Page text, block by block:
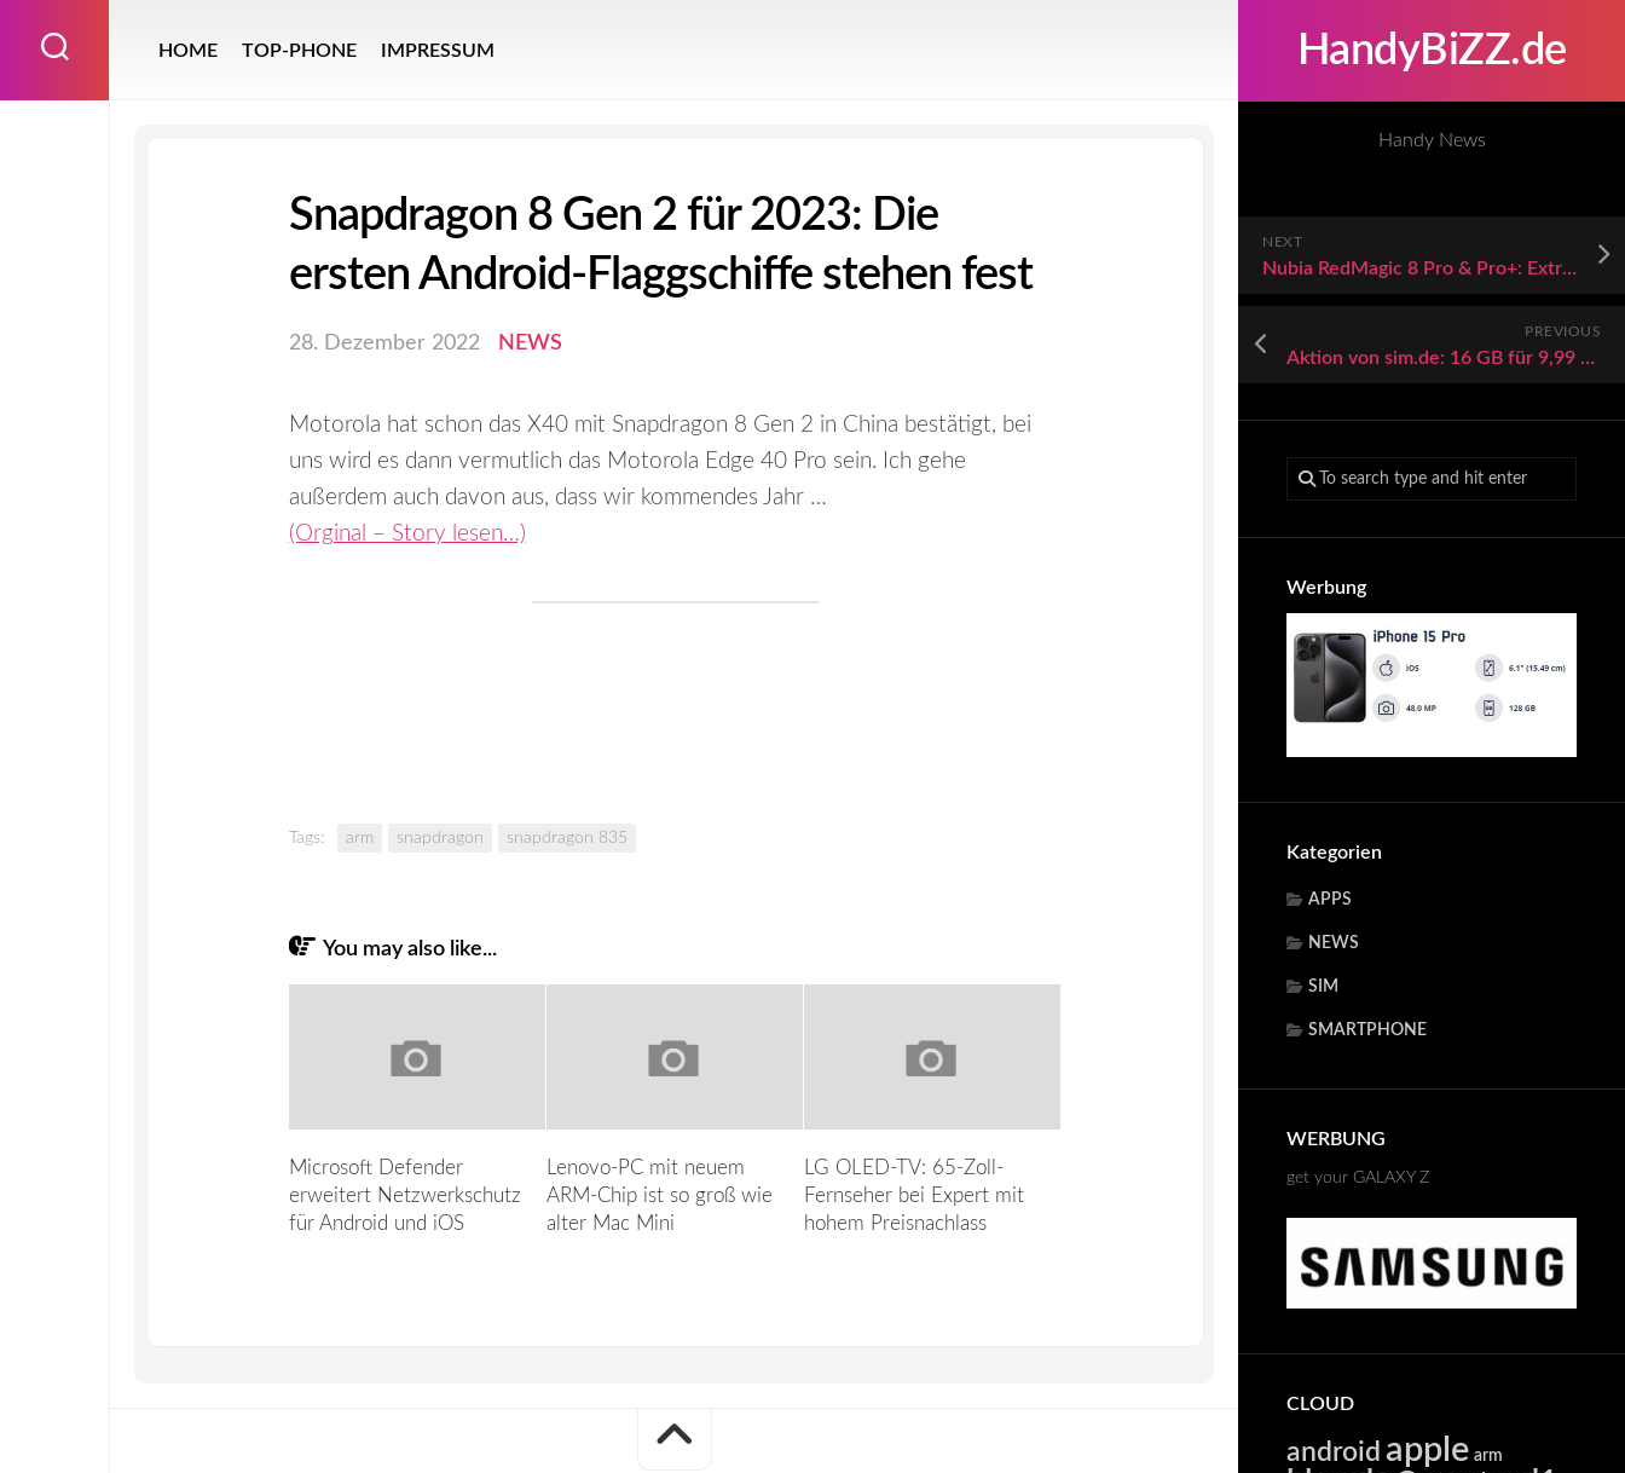
HandyBiZZ.de
Handy News
NEXT
Nubia RedMagic 8 Pro & Pro+: Extreme Gaming-Smartphones vorgestellt
PREVIOUS
Aktion von sim.de: 16 GB für 9,99 EUR pro Monat
Werbung
Kategorien
APPS
NEWS
SIM
SMARTPHONE
WERBUNG
get your GALAXY Z
CLOUD
android apple arm
HOME TOP-PHONE IMPRESSUM
Snapdragon 8 Gen 2 für 2023: Die
ersten Android-Flaggschiffe stehen fest
28. Dezember 2022 NEWS
Motorola hat schon das X40 mit Snapdragon 8 Gen 2 in China bestätigt, bei
uns wird es dann vermutlich das Motorola Edge 40 Pro sein. Ich gehe
außerdem auch davon aus, dass wir kommendes Jahr …
(Orginal – Story lesen…)
Tags: arm snapdragon snapdragon 835
You may also like...
Microsoft Defender
erweitert Netzwerkschutz
für Android und iOS
Lenovo-PC mit neuem
ARM-Chip ist so groß wie
alter Mac Mini
LG OLED-TV: 65-Zoll-
Fernseher bei Expert mit
hohem Preisnachlass